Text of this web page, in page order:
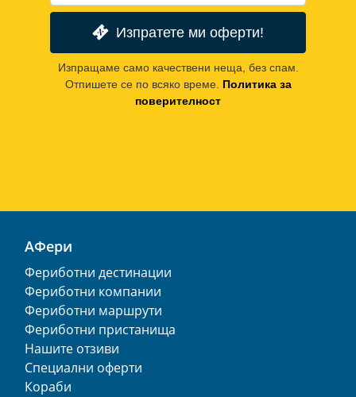
Изпратете ми оферти!
Изпращаме само качествени неща, без спам.
Отпишете се по всяко време. Политика за
поверителност
АФери
Фериботни дестинации
Фериботни компании
Фериботни маршрути
Фериботни пристанища
Нашите отзиви
Специални оферти
Кораби